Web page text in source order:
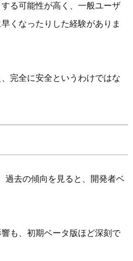
る可能性が高く、一般ユーザ
くなったりした経験がありま
完全に安全というわけではな
過去の傾向を見ると、開発者ベ
も、初期ベータ版ほど深刻で